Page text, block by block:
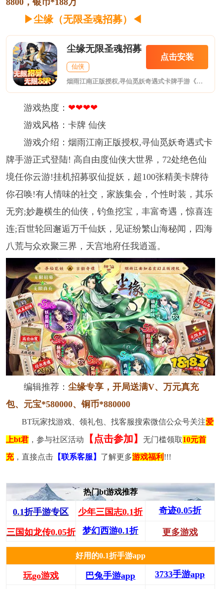
▶尘缘（无限圣魂招募） ◀
尘缘无限圣魂招募
仙侠
点击安装
烟雨江南正版授权,寻仙觅妖奇遇式卡牌手游《尘缘（无限圣魂招募）》正式登陆! 高自由度仙侠大世界，72处绝色仙境任你云游！挂机招募驭仙捉妖，超100张精美卡牌待你召唤！有人情味的社交，家族集会，个性时装，其乐无穷；妙趣横生的仙侠，钓鱼挖宝，丰富奇遇，惊喜连连；百世轮回邂逅万千仙妖，见证纷繁山海秘闻，四海八荒与众欢聚三界，天宫地府任我逍遥。
游戏热度： ❤❤❤❤
游戏风格：卡牌 仙侠
游戏介绍：烟雨江南正版授权,寻仙觅妖奇遇式卡
牌手游正式登陆! 高自由度仙侠大世界，72处绝色仙
境任你云游!挂机招募驭仙捉妖，超100张精美卡牌待
你召唤!有人情味的社交，家族集会，个性时装，其乐
无穷;妙趣横生的仙侠，钓鱼挖宝，丰富奇遇，惊喜连
连;百世轮回邂逅万千仙妖，见证纷繁山海秘闻，四海
八荒与众欢聚三界，天宫地府任我逍遥。
编辑推荐： 尘缘专享，开局送满V、万元真充
包、元宝*580000、铜币*880000
BT玩家找游戏、领礼包、找客服搜索微信公众号关注爱
上bt君，参与社区活动 【点击参加】 无门槛领取10元首
充，直接点击【联系客服】 了解更多游戏福利 !!!
热门bt游戏推荐
0.1折手游专区 少年三国志0.1折 奇迹0.05折
三国如龙传0.05折 梦幻西游0.1折 更多游戏
好用的0.1折手游app
玩go游戏 巴兔手游app 3733手游app